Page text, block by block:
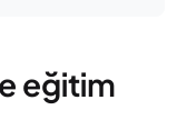
eğitim